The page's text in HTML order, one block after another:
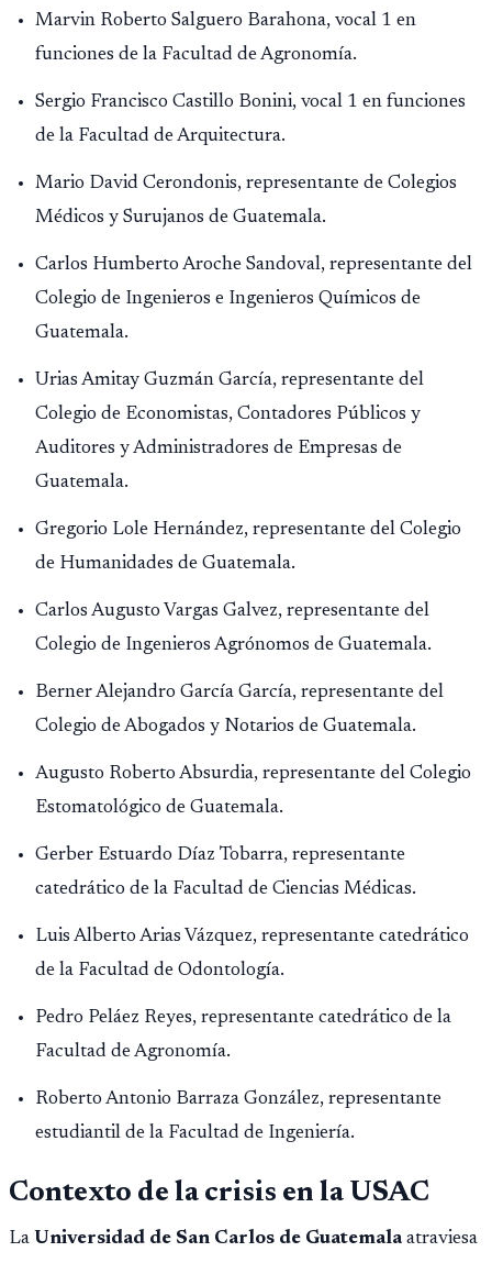
Marvin Roberto Salguero Barahona, vocal 1 en
funciones de la Facultad de Agronomía.
Sergio Francisco Castillo Bonini, vocal 1 en funciones
de la Facultad de Arquitectura.
Mario David Cerondonis, representante de Colegios
Médicos y Surujanos de Guatemala.
Carlos Humberto Aroche Sandoval, representante del
Colegio de Ingenieros e Ingenieros Químicos de
Guatemala.
Urias Amitay Guzmán García, representante del
Colegio de Economistas, Contadores Públicos y
Auditores y Administradores de Empresas de
Guatemala.
Gregorio Lole Hernández, representante del Colegio
de Humanidades de Guatemala.
Carlos Augusto Vargas Galvez, representante del
Colegio de Ingenieros Agrónomos de Guatemala.
Berner Alejandro García García, representante del
Colegio de Abogados y Notarios de Guatemala.
Augusto Roberto Absurdia, representante del Colegio
Estomatológico de Guatemala.
Gerber Estuardo Díaz Tobarra, representante
catedrático de la Facultad de Ciencias Médicas.
Luis Alberto Arias Vázquez, representante catedrático
de la Facultad de Odontología.
Pedro Peláez Reyes, representante catedrático de la
Facultad de Agronomía.
Roberto Antonio Barraza González, representante
estudiantil de la Facultad de Ingeniería.
Contexto de la crisis en la USAC
La Universidad de San Carlos de Guatemalaatraviesa